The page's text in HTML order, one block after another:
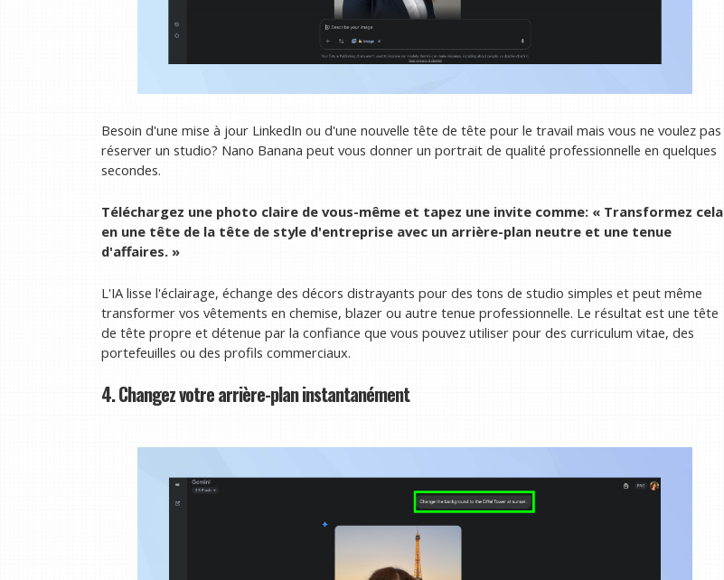
Besoin d'une mise à jour LinkedIn ou d'une nouvelle tête de tête pour le travail mais vous ne voulez pas
réserver un studio? Nano Banana peut vous donner un portrait de qualité professionnelle en quelques
secondes.
Téléchargez une photo claire de vous-même et tapez une invite comme: « Transformez cela
en une tête de la tête de style d'entreprise avec un arrière-plan neutre et une tenue
d'affaires. »
L'IA lisse l'éclairage, échange des décors distrayants pour des tons de studio simples et peut même
transformer vos vêtements en chemise, blazer ou autre tenue professionnelle. Le résultat est une tête
de tête propre et détenue par la confiance que vous pouvez utiliser pour des curriculum vitae, des
portefeuilles ou des profils commerciaux.
4. Changez votre arrière-plan instantanément